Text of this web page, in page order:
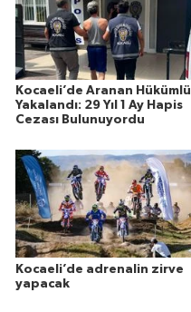
Kocaeli’de Aranan Hükümlü
Yakalandı: 29 Yıl 1 Ay Hapis
Cezası Bulunuyordu
Kocaeli’de adrenalin zirve
yapacak